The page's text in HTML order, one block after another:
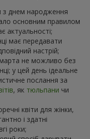
з днем народження
основним правилом
актуальності;
має передавати
настрій;
не можливо без
у цей день ідеальне
послання за
, як тюльпани чи
квіти для жінки,
і здатні
роки;